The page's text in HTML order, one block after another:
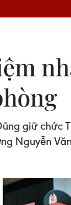
giữ chức
Nguyễn